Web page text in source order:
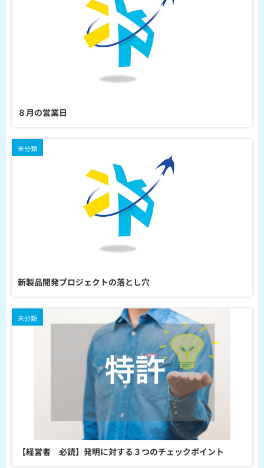
８月の営業日
新製品開発プロジェクトの落とし穴
未分類
【経営者 必読】発明に対する３つのチェックポイント
未分類